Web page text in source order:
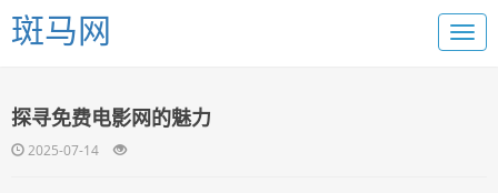
斑马网
探寻免费电影网的魅力
2025-07-14